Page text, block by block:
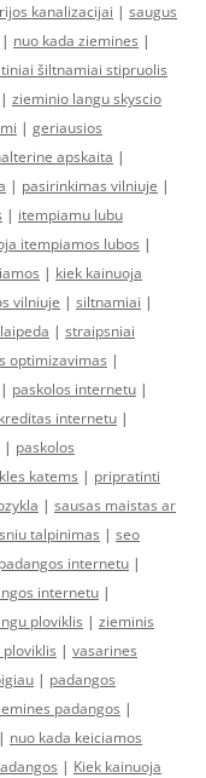
kanalizacijai | saugus
| nuo kada ziemines |
šiltnamiai stipruolis
| zieminio langu skyscio
| geriausios
apskaita |
| pasirinkimas vilniuje |
| itempiamu lubu
itempiamos lubos |
| kiek kainuoja
vilniuje | siltnamiai |
| straipsniai
optimizavimas |
| paskolos internetu |
internetu |
| paskolos
katems | pripratinti
| sausas maistas ar
talpinimas | seo
padangos internetu |
internetu |
ploviklis | zieminis
ploviklis | vasarines
| padangos
padangos |
| nuo kada keiciamos
| Kiek kainuoja